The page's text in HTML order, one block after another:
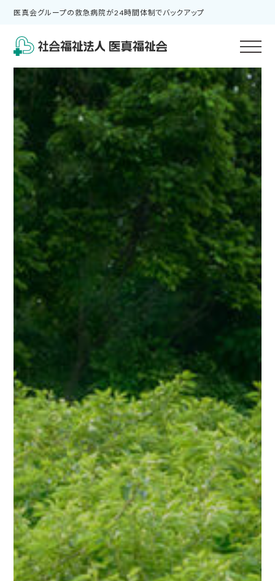
医真会グループの救急病院が24時間体制でバックアップ